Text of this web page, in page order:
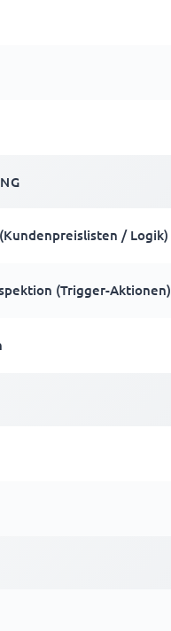
/ Logik)
(Trigger-Aktionen)